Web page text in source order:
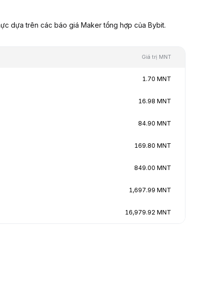
dựa trên các báo giá Maker tổng hợp của Bybit.
Giá trị MNT
1.70 MNT
16.98 MNT
84.90 MNT
169.80 MNT
849.00 MNT
1,697.99 MNT
16,979.92 MNT